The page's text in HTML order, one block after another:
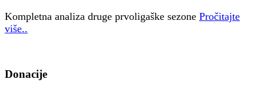
Kompletna analiza druge prvoligaške sezone Pročitajte
više..
Donacije